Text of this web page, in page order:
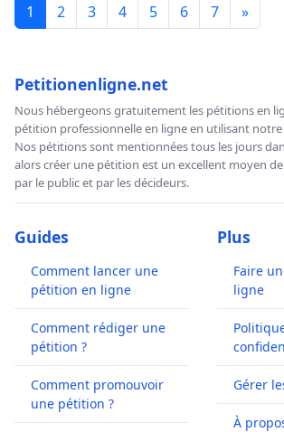
1 2 3 4 5 6 7 »
Petitionenligne.net
Nous hébergeons gratuitement les pétitions en
pétition professionnelle en ligne en utilisant notre
Nos pétitions sont mentionnées tous les jours
alors créer une pétition est un excellent moyen
par le public et par les décideurs.
Guides
Comment lancer une
pétition en ligne
Comment rédiger une
pétition ?
Comment promouvoir
une pétition ?
Plus
Faire
ligne
Gérer
À